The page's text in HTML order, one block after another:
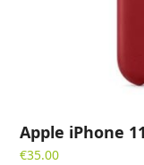
Apple iPhone
€35.00